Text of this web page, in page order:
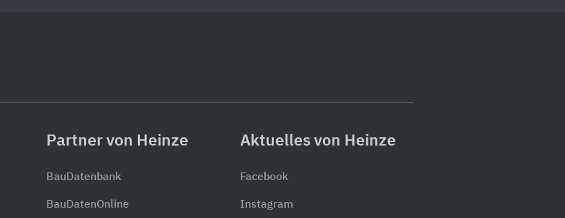
Partner von Heinze
BauDatenbank
BauDatenOnline
Aktuelles von Heinze
Facebook
Instagram